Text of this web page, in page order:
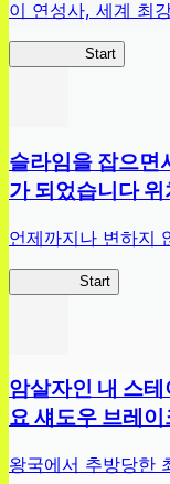
이 연성사, 세계 최
Start
슬라임을 잡으
가 되었습니다
언제까지나 변하지
Start
암살자인 내 스
요 섀도우 브레이
왕국에서 추방당한